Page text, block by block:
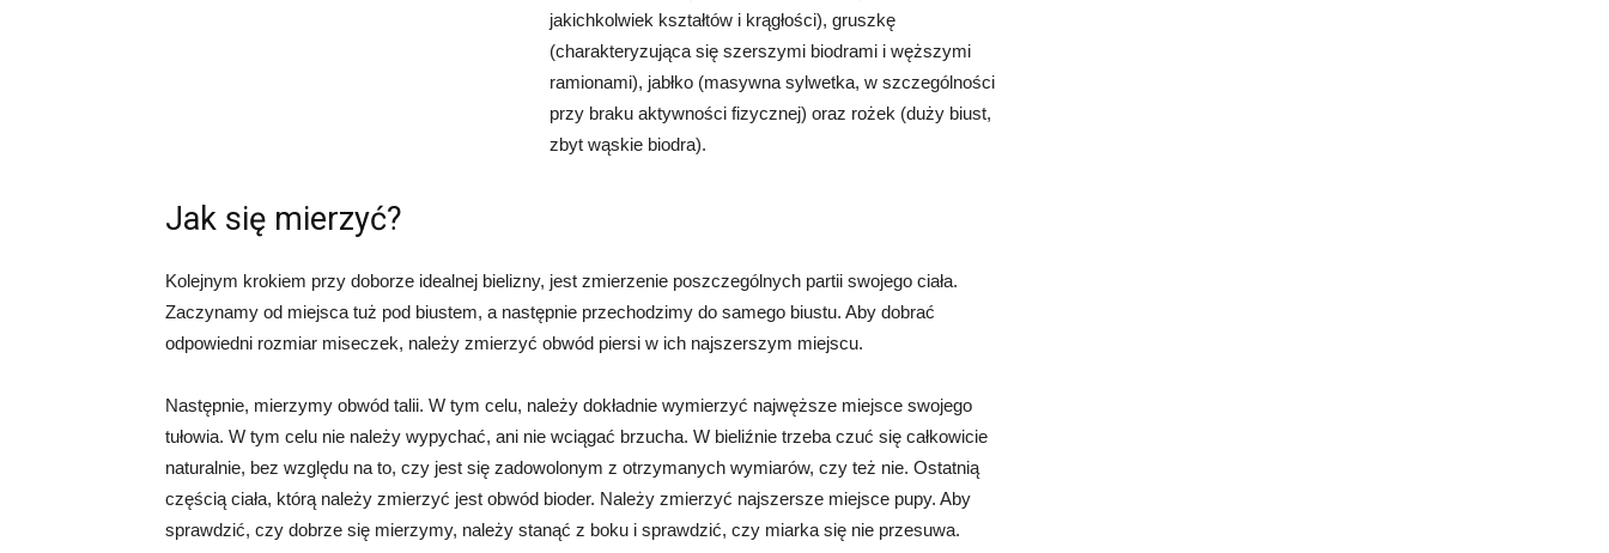
jakichkolwiek kształtów i krągłości), gruszkę
(charakteryzująca się szerszymi biodrami i węższymi
ramionami), jabłko (masywna sylwetka, w szczególności
przy braku aktywności fizycznej) oraz rożek (duży biust,
zbyt wąskie biodra).
Jak się mierzyć?
Kolejnym krokiem przy doborze idealnej bielizny, jest zmierzenie poszczególnych partii swojego ciała.
Zaczynamy od miejsca tuż pod biustem, a następnie przechodzimy do samego biustu. Aby dobrać
odpowiedni rozmiar miseczek, należy zmierzyć obwód piersi w ich najszerszym miejscu.
Następnie, mierzymy obwód talii. W tym celu, należy dokładnie wymierzyć najwęższe miejsce swojego
tułowia. W tym celu nie należy wypychać, ani nie wciągać brzucha. W bieliźnie trzeba czuć się całkowicie
naturalnie, bez względu na to, czy jest się zadowolonym z otrzymanych wymiarów, czy też nie. Ostatnią
częścią ciała, którą należy zmierzyć jest obwód bioder. Należy zmierzyć najszersze miejsce pupy. Aby
sprawdzić, czy dobrze się mierzymy, należy stanąć z boku i sprawdzić, czy miarka się nie przesuwa.